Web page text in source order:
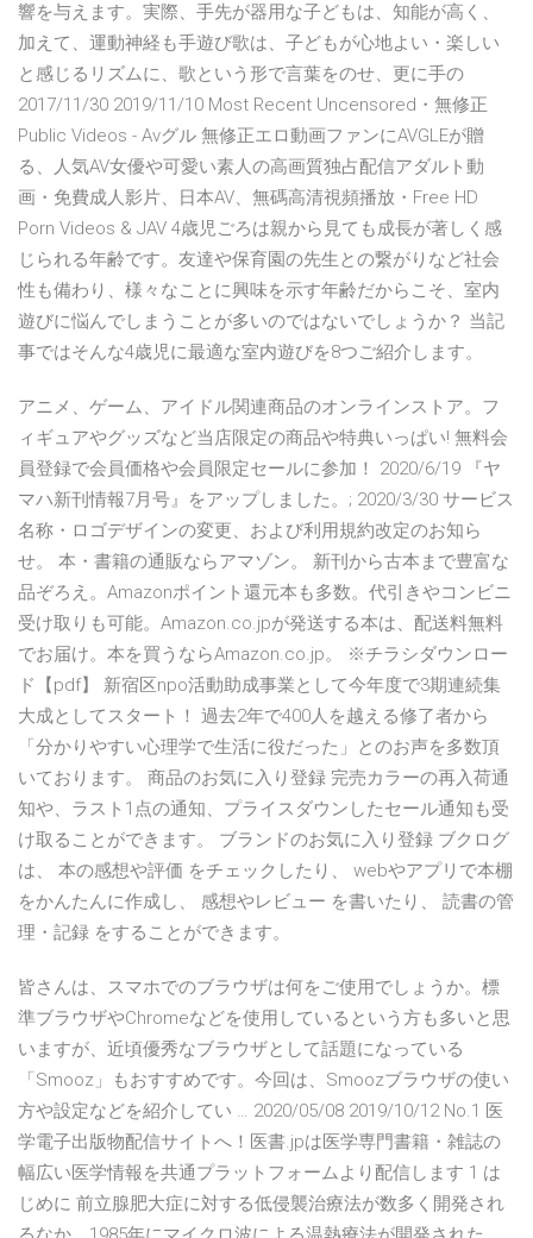
響を与えます。実際、手先が器用な子どもは、知能が高く、
加えて、運動神経も手遊び歌は、子どもが心地よい・楽しい
と感じるリズムに、歌という形で言葉をのせ、更に手の
2017/11/30 2019/11/10 Most Recent Uncensored・無修正
Public Videos - Avグル 無修正エロ動画ファンにAVGLEが贈
る、人気AV女優や可愛い素人の高画質独占配信アダルト動
画・免費成人影片、日本AV、無碼高清視頻播放・Free HD
Porn Videos & JAV 4歳児ごろは親から見ても成長が著しく感
じられる年齢です。友達や保育園の先生との繋がりなど社会
性も備わり、様々なことに興味を示す年齢だからこそ、室内
遊びに悩んでしまうことが多いのではないでしょうか？ 当記
事ではそんな4歳児に最適な室内遊びを8つご紹介します。
アニメ、ゲーム、アイドル関連商品のオンラインストア。フ
ィギュアやグッズなど当店限定の商品や特典いっぱい! 無料会
員登録で会員価格や会員限定セールに参加！ 2020/6/19 『ヤ
マハ新刊情報7月号』をアップしました。; 2020/3/30 サービス
名称・ロゴデザインの変更、および利用規約改定のお知ら
せ。 本・書籍の通販ならアマゾン。 新刊から古本まで豊富な
品ぞろえ。Amazonポイント還元本も多数。代引きやコンビニ
受け取りも可能。Amazon.co.jpが発送する本は、配送料無料
でお届け。本を買うならAmazon.co.jp。 ※チラシダウンロー
ド【pdf】 新宿区npo活動助成事業として今年度で3期連続集
大成としてスタート！ 過去2年で400人を越える修了者から
「分かりやすい心理学で生活に役だった」とのお声を多数頂
いております。 商品のお気に入り登録 完売カラーの再入荷通
知や、ラスト1点の通知、プライスダウンしたセール通知も受
け取ることができます。 ブランドのお気に入り登録 ブクログ
は、 本の感想や評価 をチェックしたり、 webやアプリで本棚
をかんたんに作成し、 感想やレビュー を書いたり、 読書の管
理・記録 をすることができます。
皆さんは、スマホでのブラウザは何をご使用でしょうか。標
準ブラウザやChromeなどを使用しているという方も多いと思
いますが、近頃優秀なブラウザとして話題になっている
「Smooz」もおすすめです。今回は、Smoozブラウザの使い
方や設定などを紹介してい … 2020/05/08 2019/10/12 No.1 医
学電子出版物配信サイトへ！医書.jpは医学専門書籍・雑誌の
幅広い医学情報を共通プラットフォームより配信します 1 は
じめに 前立腺肥大症に対する低侵襲治療法が数多く開発され